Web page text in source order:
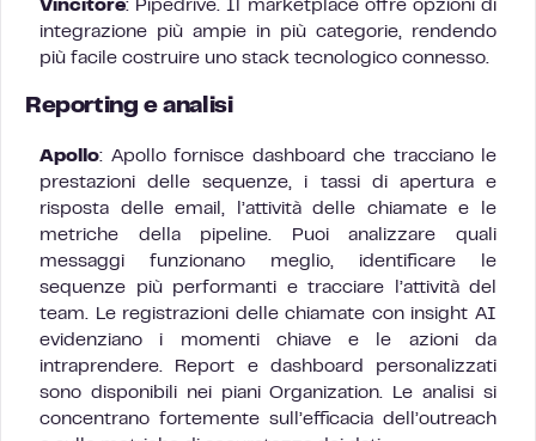
Vincitore: Pipedrive. Il marketplace offre opzioni di
integrazione più ampie in più categorie, rendendo
più facile costruire uno stack tecnologico connesso.
Reporting e analisi
Apollo: Apollo fornisce dashboard che tracciano le
prestazioni delle sequenze, i tassi di apertura e
risposta delle email, l’attività delle chiamate e le
metriche della pipeline. Puoi analizzare quali
messaggi funzionano meglio, identificare le
sequenze più performanti e tracciare l’attività del
team. Le registrazioni delle chiamate con insight AI
evidenziano i momenti chiave e le azioni da
intraprendere. Report e dashboard personalizzati
sono disponibili nei piani Organization. Le analisi si
concentrano fortemente sull’efficacia dell’outreach